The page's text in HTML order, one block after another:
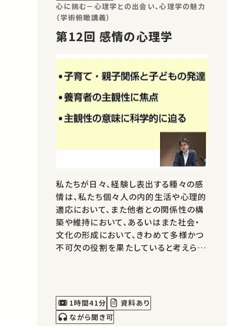
心に挑む－心理学との出会い、心理学の魅力
（学術俯瞰講義）
第12回 感情の心理学
私たちが日々、経験し表出する種々の感
情は、私たち個々人の内的生活や心理的
適応において、また他者との関係性の構
築や維持において、あるいはまた社会・
文化の形成において、きわめて多様かつ
不可欠の役割を果たしていると考えられ
いて考察してみることにしたい。
1時間41分
資料あり
ながら聞き可